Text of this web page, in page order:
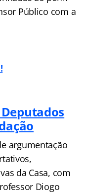
Público com a
argumentação
da Casa, com
Diogo